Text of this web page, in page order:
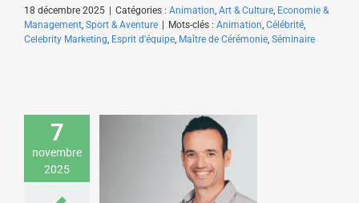
18 décembre 2025 Catégories : Animation, Art & Culture, Economie &
Management, Sport & Aventure Mots-clés : Animation, Célébrité,
Celebrity Marketing, Esprit d'équipe, Maître de Cérémonie, Séminaire
7
novembre
2025
Fabien Olicard donne
un spectacle sur le
langage non verbal
pour un laboratoire
pharmaceutique